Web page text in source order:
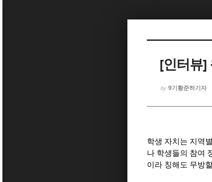
[인터뷰]
by 9기황준하기자
학생 자치는 지역
나 학생들의 참여
이라 칭해도 무방
Sketchbook5, 스케치북5
Sketchbook5, 스케치북5